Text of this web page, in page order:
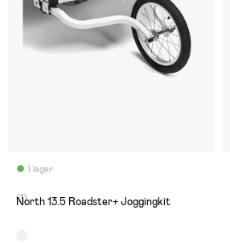
I lager
(1)
North 13.5 Roadster+ Joggingkit